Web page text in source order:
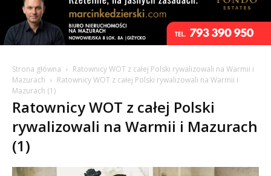
Strona główna
Ratownicy WOT z całej Polski rywalizowali na Warmii i
Mazurach
Ratownicy WOT z całej Polski rywalizowali na Warmii i
Mazurach (1)
Ratownicy WOT z całej Polski
rywalizowali na Warmii i Mazurach
(1)